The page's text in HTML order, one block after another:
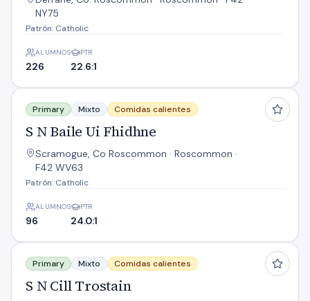
NY75
Patrón: Catholic
ALUMNOS
226
PTR
22.6:1
S N Baile Ui Fhidhne
Primary Mixto Comidas calientes
S N Baile Ui Fhidhne
Scramogue, Co Roscommon · Roscommon ·
F42 WV63
Patrón: Catholic
ALUMNOS
96
PTR
24.0:1
S N Cill Trostain
Primary Mixto Comidas calientes
S N Cill Trostain